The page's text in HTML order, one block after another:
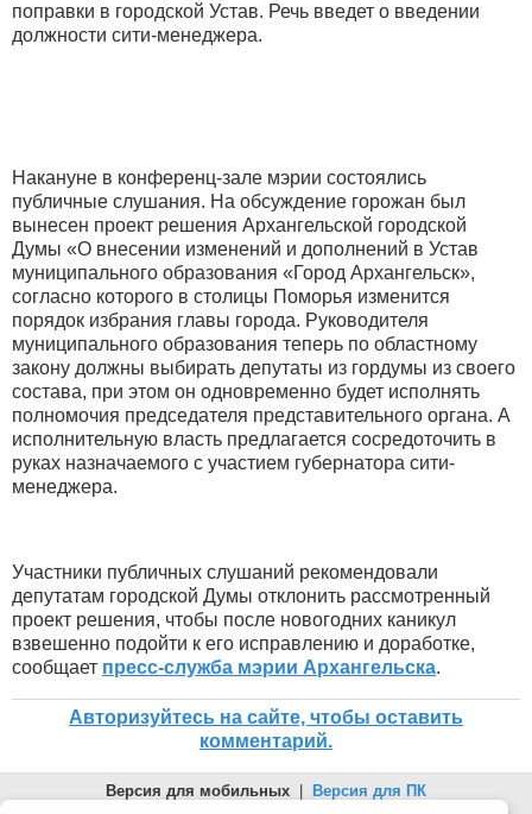
поправки в городской Устав. Речь введет о введении
должности сити-менеджера.
Накануне в конференц-зале мэрии состоялись
публичные слушания. На обсуждение горожан был
вынесен проект решения Архангельской городской
Думы «О внесении изменений и дополнений в Устав
муниципального образования «Город Архангельск»,
согласно которого в столицы Поморья изменится
порядок избрания главы города. Руководителя
муниципального образования теперь по областному
закону должны выбирать депутаты из гордумы из своего
состава, при этом он одновременно будет исполнять
полномочия председателя представительного органа. А
исполнительную власть предлагается сосредоточить в
руках назначаемого с участием губернатора сити-
менеджера.
Участники публичных слушаний рекомендовали
депутатам городской Думы отклонить рассмотренный
проект решения, чтобы после новогодних каникул
взвешенно подойти к его исправлению и доработке,
сообщает пресс-служба мэрии Архангельска.
Авторизуйтесь на сайте, чтобы оставить
комментарий.
Версия для мобильных | Версия для ПК